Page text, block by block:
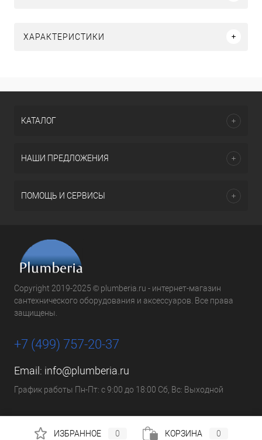
ХАРАКТЕРИСТИКИ
КАТАЛОГ
НАШИ ПРЕДЛОЖЕНИЯ
ПОМОЩЬ И СЕРВИСЫ
Copyright 2019-2025 © plumberia.ru - интернет-магазин
сантехнического оборудования и аксессуаров. Все права
защищены.
+7 (499) 757-20-37
Email: info@plumberia.ru
График работы Пн-Пт: с 9:00 до 18:00 Сб, Вс: Выходной
ИЗБРАННОЕ 0 КОРЗИНА 0